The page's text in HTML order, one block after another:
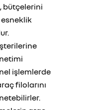
bütçelerini
işlemlerde
filolarını